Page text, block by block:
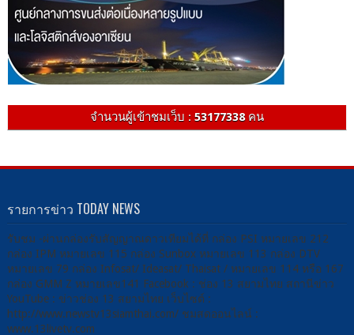
จำนวนผู้เข้าชมเว็บ : 53177338คน
รายการข่าว TODAY NEWS
รับชม -ผ่านกล่องรับสัญญาณดาวเทียมได้ที่ กล่อง PSI หมายเลข 212
กล่อง IPM หมายเลข 115 กล่อง Sunbox หมายเลข 113 กล่อง DTV
หมายเลข 79 กล่อง Infosat/ Ideasat/ Thaisat / หมายเลข 114 หรือ 167
กล่อง GMM Z หมายเลข141 Facebook : ช่อง 13 สยามไทย สถานีข่าว
YouTube : ข่าวช่อง 13 สยามไทย เว็บไซต์ :
http://www.newstv13siamthai.com/ ชมสดออนไลน์ :
www.13livetv.com